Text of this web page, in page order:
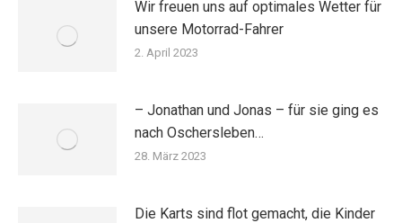
Wir freuen uns auf optimales Wetter für
unsere Motorrad-Fahrer
2. April 2023
– Jonathan und Jonas – für sie ging es
nach Oschersleben…
28. März 2023
Die Karts sind flot gemacht, die Kinder